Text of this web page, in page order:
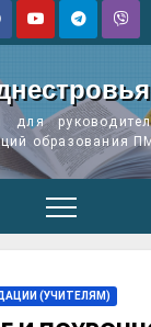
для
образования
(УЧИТЕЛЯМ)